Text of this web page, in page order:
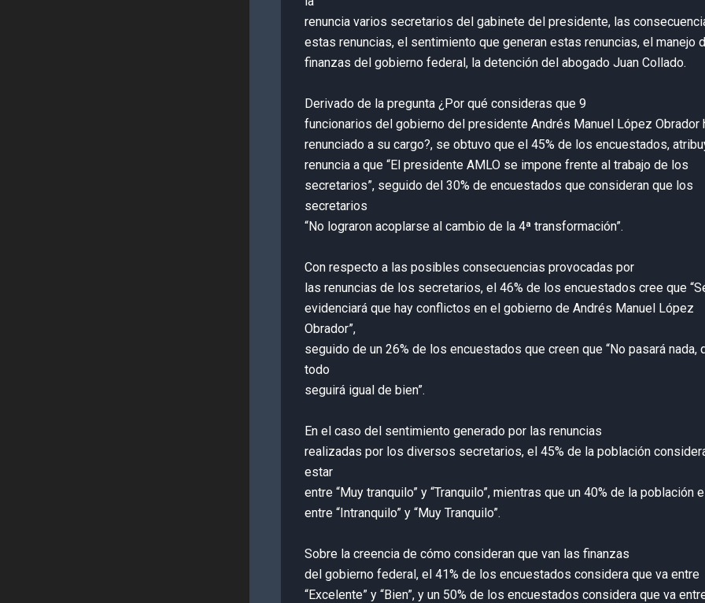
renuncia varios secretarios del gabinete del presidente, las
estas renuncias, el sentimiento que generan estas renuncias, el manejo
finanzas del gobierno federal, la detención del abogado Juan Collado.
Derivado de la pregunta ¿Por qué consideras que 9
funcionarios del gobierno del presidente Andrés Manuel López Obrador
renunciado a su cargo?, se obtuvo que el 45% de los encuestados,
renuncia a que “El presidente AMLO se impone frente al trabajo de los
secretarios”, seguido del 30% de encuestados que consideran que los
secretarios
“No lograron acoplarse al cambio de la 4ª transformación”.
Con respecto a las posibles consecuencias provocadas por
las renuncias de los secretarios, el 46% de los encuestados cree que
evidenciará que hay conflictos en el gobierno de Andrés Manuel López
Obrador”,
seguido de un 26% de los encuestados que creen que “No pasará nada,
todo
seguirá igual de bien”.
En el caso del sentimiento generado por las renuncias
realizadas por los diversos secretarios, el 45% de la población
estar
entre “Muy tranquilo” y “Tranquilo”, mientras que un 40% de la población
entre “Intranquilo” y “Muy Tranquilo”.
Sobre la creencia de cómo consideran que van las finanzas
del gobierno federal, el 41% de los encuestados considera que va entre
“Excelente” y “Bien”, y un 50% de los encuestados considera que va